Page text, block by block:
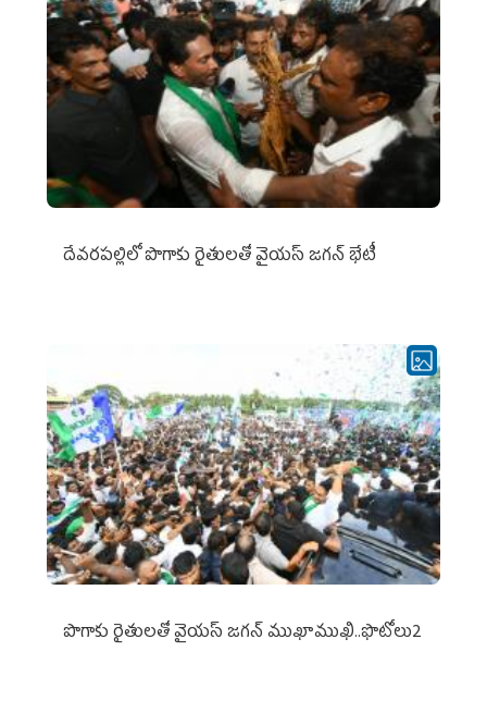
దేవరపల్లిలో పొగాకు రైతులతో వైయస్ జగన్ భేటీ
పొగాకు రైతుల‌తో వైయ‌స్ జ‌గ‌న్ ముఖాముఖి..ఫొటోలు2